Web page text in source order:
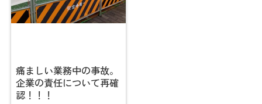
痛ましい業務中の事故。
企業の責任について再確
認！！！